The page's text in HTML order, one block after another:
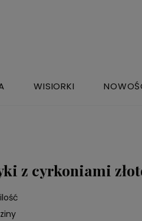
WISIORKI
z cyrkoniami